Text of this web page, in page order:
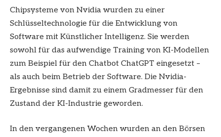
Chipsysteme von Nvidia wurden zu einer
Schlüsseltechnologie für die Entwicklung von
Software mit Künstlicher Intelligenz. Sie werden
sowohl für das aufwendige Training von KI-Modellen
zum Beispiel für den Chatbot ChatGPT eingesetzt –
als auch beim Betrieb der Software. Die Nvidia-
Ergebnisse sind damit zu einem Gradmesser für den
Zustand der KI-Industrie geworden.
In den vergangenen Wochen wurden an den Börsen